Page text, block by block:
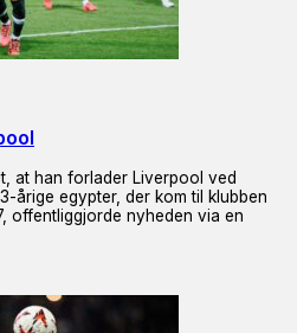
at han forlader Liverpool ved
årige egypter, der kom til klubben
offentliggjorde nyheden via en